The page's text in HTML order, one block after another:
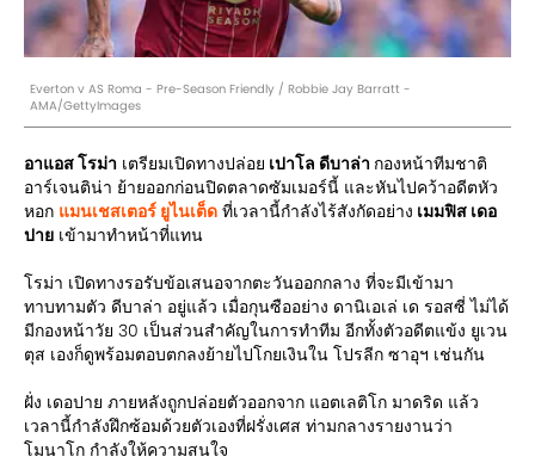
Everton v AS Roma - Pre-Season Friendly / Robbie Jay Barratt -
AMA/GettyImages
อาแอส โรม่า เตรียมเปิดทางปล่อย เปาโล ดีบาล่า กองหน้าทีมชาติ
อาร์เจนติน่า ย้ายออกก่อนปิดตลาดซัมเมอร์นี้ และหันไปคว้าอดีตหัว
หอก แมนเชสเตอร์ ยูไนเต็ด ที่เวลานี้กำลังไร้สังกัดอย่าง เมมฟิส เดอ
ปาย เข้ามาทำหน้าที่แทน
โรม่า เปิดทางรอรับข้อเสนอจากตะวันออกกลาง ที่จะมีเข้ามา
ทาบทามตัว ดีบาล่า อยู่แล้ว เมื่อกุนซืออย่าง ดานิเอเล่ เด รอสซี่ ไม่ได้
มีกองหน้าวัย 30 เป็นส่วนสำคัญในการทำทีม อีกทั้งตัวอดีตแข้ง ยูเวน
ตุส เองก็ดูพร้อมตอบตกลงย้ายไปโกยเงินใน โปรลีก ซาอุฯ เช่นกัน
ฝั่ง เดอปาย ภายหลังถูกปล่อยตัวออกจาก แอตเลติโก มาดริด แล้ว
เวลานี้กำลังฝึกซ้อมด้วยตัวเองที่ฝรั่งเศส ท่ามกลางรายงานว่า
โมนาโก กำลังให้ความสนใจ